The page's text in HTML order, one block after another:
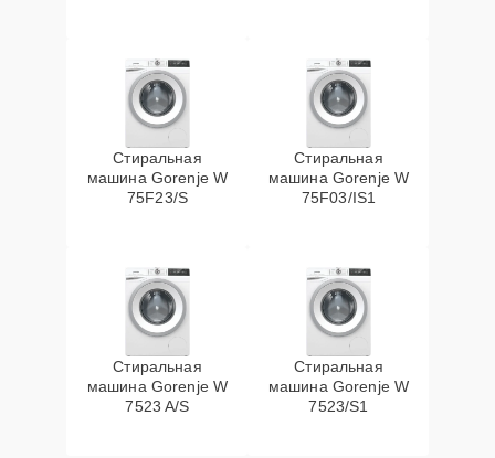
Стиральная
машина Gorenje W
75F23/S
Стиральная
машина Gorenje W
75F03/IS1
Стиральная
машина Gorenje W
7523 A/S
Стиральная
машина Gorenje W
7523/S1